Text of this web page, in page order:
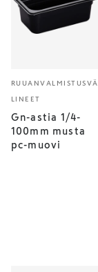
RUUANVALMISTUSVÄ
LINEET
Gn-astia 1/4-
100mm musta
pc-muovi